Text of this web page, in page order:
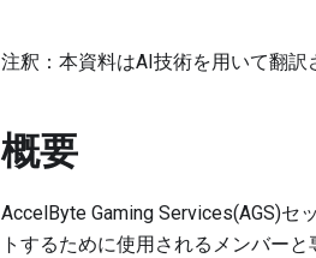
注釈：本資料はAI技術を用いて翻訳
概要
AccelByte Gaming Services(AGS)
トするために使用されるメンバー